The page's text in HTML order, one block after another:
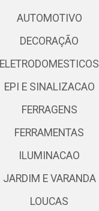
AUTOMOTIVO
DECORAÇÃO
ELETRODOMESTICOS
EPI E SINALIZACAO
FERRAGENS
FERRAMENTAS
ILUMINACAO
JARDIM E VARANDA
LOUCAS